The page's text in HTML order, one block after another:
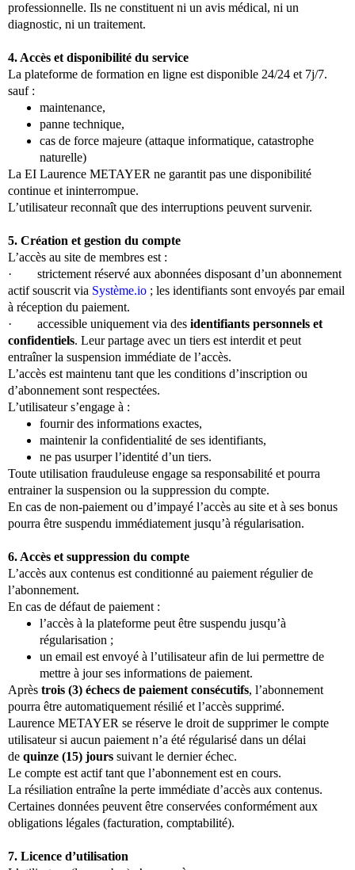
professionnelle. Ils ne constituent ni un avis médical, ni un
diagnostic, ni un traitement.
4. Accès et disponibilité du service
La plateforme de formation en ligne est disponible 24/24 et 7j/7.
sauf :
maintenance,
panne technique,
cas de force majeure (attaque informatique, catastrophe
naturelle)
La EI Laurence METAYER ne garantit pas une disponibilité
continue et ininterrompue.
L’utilisateur reconnaît que des interruptions peuvent survenir.
5. Création et gestion du compte
L’accès au site de membres est :
· strictement réservé aux abonnées disposant d’un abonnement
actif souscrit via Système.io ; les identifiants sont envoyés par email
à réception du paiement.
· accessible uniquement via des identifiants personnels et
confidentiels. Leur partage avec un tiers est interdit et peut
entraîner la suspension immédiate de l’accès.
L’accès est maintenu tant que les conditions d’inscription ou
d’abonnement sont respectées.
L’utilisateur s’engage à :
fournir des informations exactes,
maintenir la confidentialité de ses identifiants,
ne pas usurper l’identité d’un tiers.
Toute utilisation frauduleuse engage sa responsabilité et pourra
entrainer la suspension ou la suppression du compte.
En cas de non-paiement ou d’impayé l’accès au site et à ses bonus
pourra être suspendu immédiatement jusqu’à régularisation.
6. Accès et suppression du compte
L’accès aux contenus est conditionné au paiement régulier de
l’abonnement.
En cas de défaut de paiement :
l’accès à la plateforme peut être suspendu jusqu’à
régularisation ;
un email est envoyé à l’utilisateur afin de lui permettre de
mettre à jour ses informations de paiement.
Après trois (3) échecs de paiement consécutifs, l’abonnement
pourra être automatiquement résilié et l’accès supprimé.
Laurence METAYER se réserve le droit de supprimer le compte
utilisateur si aucun paiement n’a été régularisé dans un délai
de quinze (15) jours suivant le dernier échec.
Le compte est actif tant que l’abonnement est en cours.
La résiliation entraîne la perte immédiate d’accès aux contenus.
Certaines données peuvent être conservées conformément aux
obligations légales (facturation, comptabilité).
7. Licence d’utilisation